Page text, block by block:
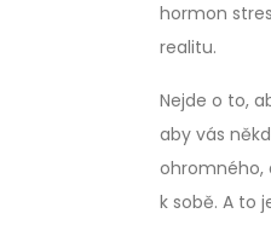
hormon
realitu.
Nejde o to,
aby vás
ohromného,
k sobě. A to